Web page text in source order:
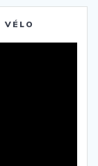
VÉLO